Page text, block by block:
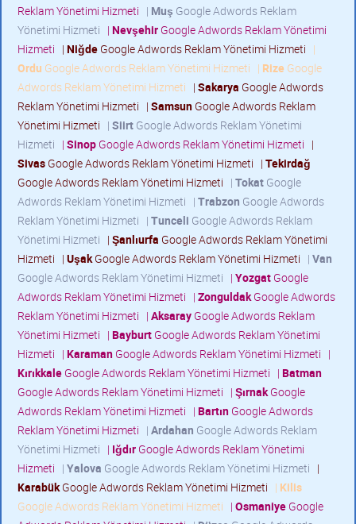
Reklam Yönetimi Hizmeti | Muş Google Adwords Reklam
Yönetimi Hizmeti | Nevşehir Google Adwords Reklam Yönetimi
Hizmeti | Niğde Google Adwords Reklam Yönetimi Hizmeti |
Ordu Google Adwords Reklam Yönetimi Hizmeti | Rize Google
Adwords Reklam Yönetimi Hizmeti | Sakarya Google Adwords
Reklam Yönetimi Hizmeti | Samsun Google Adwords Reklam
Yönetimi Hizmeti | Siirt Google Adwords Reklam Yönetimi
Hizmeti | Sinop Google Adwords Reklam Yönetimi Hizmeti |
Sivas Google Adwords Reklam Yönetimi Hizmeti | Tekirdağ
Google Adwords Reklam Yönetimi Hizmeti | Tokat Google
Adwords Reklam Yönetimi Hizmeti | Trabzon Google Adwords
Reklam Yönetimi Hizmeti | Tunceli Google Adwords Reklam
Yönetimi Hizmeti | Şanlıurfa Google Adwords Reklam Yönetimi
Hizmeti | UşakGoogle Adwords Reklam Yönetimi Hizmeti | Van
Google Adwords Reklam Yönetimi Hizmeti | Yozgat Google
Adwords Reklam Yönetimi Hizmeti | ZonguldakGoogle Adwords
Reklam Yönetimi Hizmeti | Aksaray Google Adwords Reklam
Yönetimi Hizmeti | Bayburt Google Adwords Reklam Yönetimi
Hizmeti | Karaman Google Adwords Reklam Yönetimi Hizmeti |
Kırıkkale Google Adwords Reklam Yönetimi Hizmeti | Batman
Google Adwords Reklam Yönetimi Hizmeti | ŞırnakGoogle
Adwords Reklam Yönetimi Hizmeti | Bartın Google Adwords
Reklam Yönetimi Hizmeti | Ardahan Google Adwords Reklam
Yönetimi Hizmeti | Iğdır Google Adwords Reklam Yönetimi
Hizmeti | Yalova Google Adwords Reklam Yönetimi Hizmeti |
KarabükGoogle Adwords Reklam Yönetimi Hizmeti | Kilis
Google Adwords Reklam Yönetimi Hizmeti | Osmaniye Google